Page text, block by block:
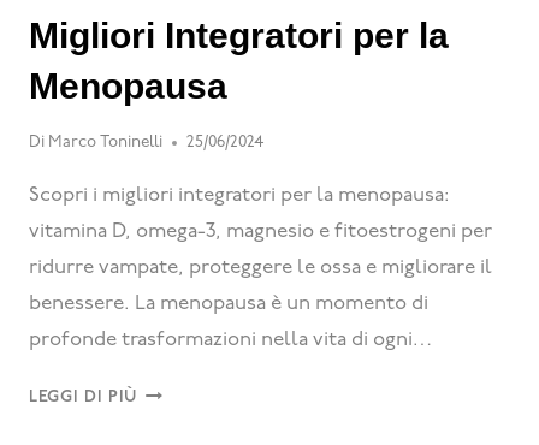
Migliori Integratori per la
Menopausa
Di Marco Toninelli 25/06/2024
Scopri i migliori integratori per la menopausa:
vitamina D, omega-3, magnesio e fitoestrogeni per
ridurre vampate, proteggere le ossa e migliorare il
benessere. La menopausa è un momento di
profonde trasformazioni nella vita di ogni…
LEGGI DI PIÙ